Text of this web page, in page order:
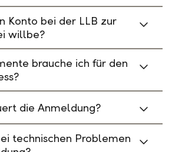
Konto bei der LLB zur
willbe?
brauche ich für den
die Anmeldung?
technischen Problemen